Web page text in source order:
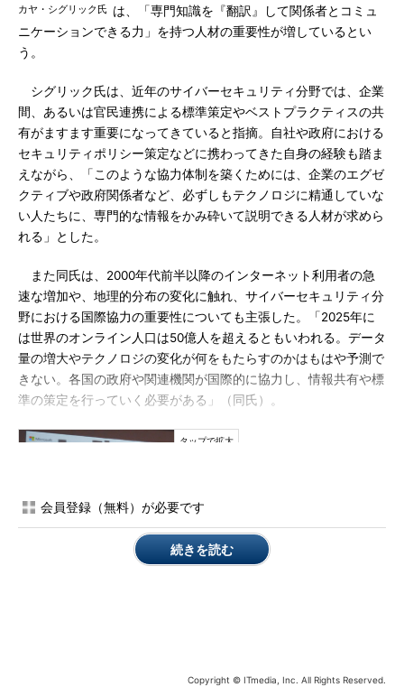
カヤ・シグリック氏 は、「専門知識を『翻訳』して関係者とコミュ
ニケーションできる力」を持つ人材の重要性が増しているとい
う。
シグリック氏は、近年のサイバーセキュリティ分野では、企業
間、あるいは官民連携による標準策定やベストプラクティスの共
有がますます重要になってきていると指摘。自社や政府における
セキュリティポリシー策定などに携わってきた自身の経験も踏ま
えながら、「このような協力体制を築くためには、企業のエグゼ
クティブや政府関係者など、必ずしもテクノロジに精通していな
い人たちに、専門的な情報をかみ砕いて説明できる人材が求めら
れる」とした。
また同氏は、2000年代前半以降のインターネット利用者の急
速な増加や、地理的分布の変化に触れ、サイバーセキュリティ分
野における国際協力の重要性についても主張した。「2025年に
は世界のオンライン人口は50億人を超えるともいわれる。データ
量の増大やテクノロジの変化が何をもたらすのかはもはや予測で
きない。各国の政府や関連機関が国際的に協力し、情報共有や標
準の策定を行っていく必要がある」（同氏）。
2025年のインターネット利用者の分布予想図。四
会員登録（無料）が必要です
続きを読む
Copyright © ITmedia, Inc. All Rights Reserved.